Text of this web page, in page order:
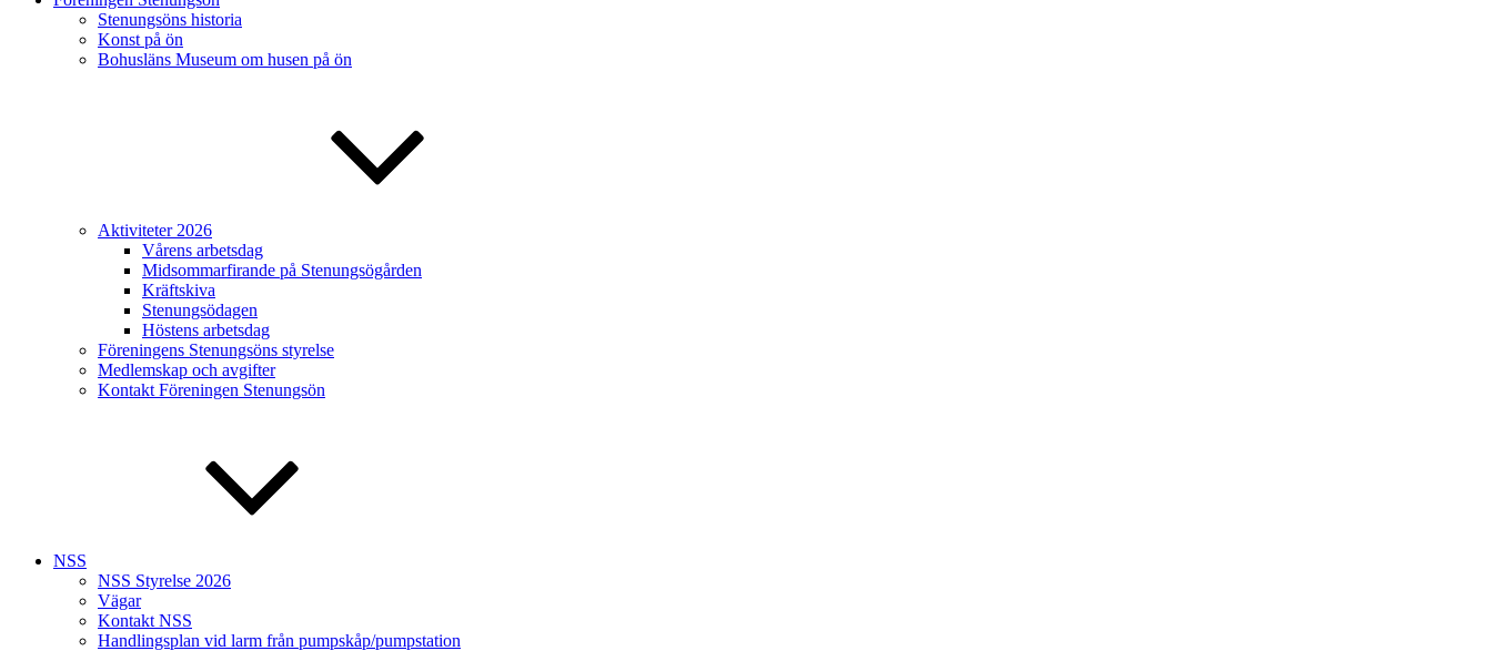
Stenungsöns historia
Konst på ön
Bohusläns Museum om husen på ön
Aktiviteter 2026
Vårens arbetsdag
Midsommarfirande på Stenungsögården
Kräftskiva
Stenungsödagen
Höstens arbetsdag
Föreningens Stenungsöns styrelse
Medlemskap och avgifter
Kontakt Föreningen Stenungsön
NSS
NSS Styrelse 2026
Vägar
Kontakt NSS
Handlingsplan vid larm från pumpskåp/pumpstation